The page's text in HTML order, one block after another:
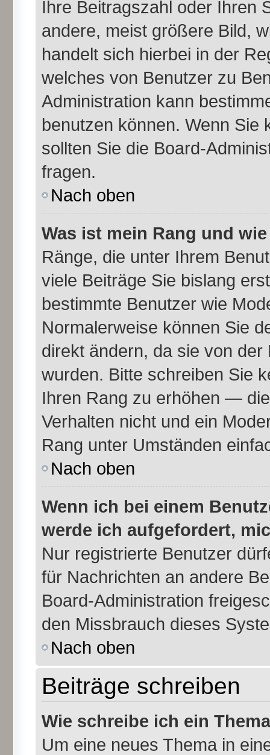
Ihre Beitragszahl oder Ihren
andere, meist größere Bild,
handelt sich hierbei in der
welches von Benutzer zu
Administration kann
benutzen können. Wenn Sie
sollten Sie die Board-
fragen.
Nach oben
Was ist mein Rang und
Ränge, die unter Ihrem
viele Beiträge Sie bislang
bestimmte Benutzer wie
Normalerweise können Sie
direkt ändern, da sie von
wurden. Bitte schreiben Sie
Ihren Rang zu erhöhen —
Verhalten nicht und ein
Rang unter Umständen
Nach oben
Wenn ich bei einem
werde ich aufgefordert,
Nur registrierte Benutzer
für Nachrichten an andere
Board-Administration
den Missbrauch dieses
Nach oben
Beiträge schreiben
Wie schreibe ich ein
Um eine neues Thema in